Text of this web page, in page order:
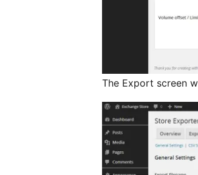
The Export screen